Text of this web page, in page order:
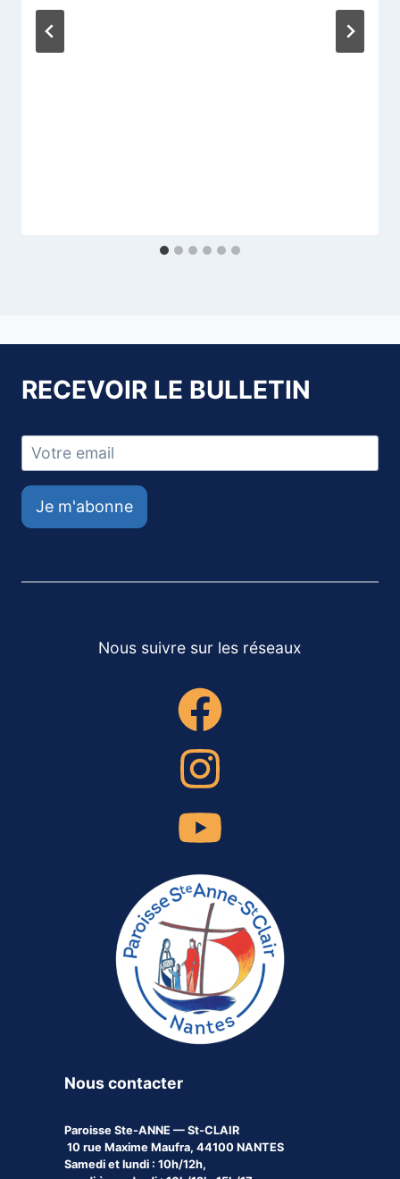
RECEVOIR LE BULLETIN
Je m'abonne
Nous suivre sur les réseaux
Nous contacter
Paroisse Ste-ANNE — St-CLAIR
10 rue Maxime Maufra, 44100 NANTES
Samedi et lundi : 10h/12h,